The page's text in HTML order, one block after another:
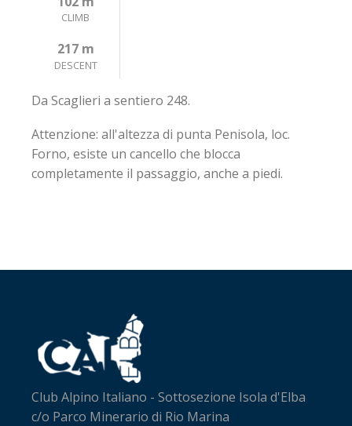
CLIMB
DESCENT
217 m
Da Scaglieri a sentiero 248.
Attenzione: all'altezza di punta Penisola, loc.
Forno, esiste un cancello che blocca
completamente il passaggio, anche a piedi.
Club Alpino Italiano - Sottosezione Isola d'Elba
c/o Parco Minerario di Rio Marina